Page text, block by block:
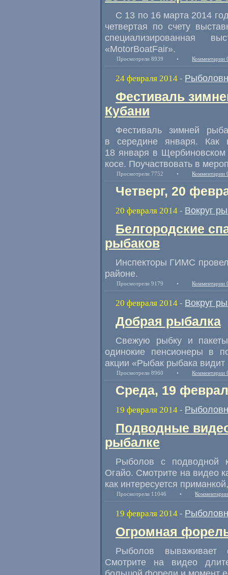
С 13 по 16 марта 2014
четвертая по счету
специализированная
«MotorBoatFair».
Просмотрели 8939 • Комментарии
24 февраля 2014 -
Фестиваль
Кубани
Фестиваль зимней
в середине января. Как
18 января в
косе. Поучаствовать в
Просмотрели 7752 • Комментарии
Четверг, 20
20 февраля 2014 - Вокруг
Белгородские
рыбаков
Инспекторы ГИМС
районе.
Просмотрели 9179 • Комментарии
20 февраля 2014 - Вокруг
Добрая рыбалка
Свежую рыбку и
одинокие пенсионеры в
акции «Рыбак рыбака видит
Просмотрели 8960 • Комментарии
Среда, 19
19 февраля 2014 -
Подводные
рыбалке
Рыболов с подводной
Огайо. Смотрите на видео
как интересуется
Просмотрели 11046 •
19 февраля 2014 -
Огромная
Рыболов вываживает
Смотрите на видео